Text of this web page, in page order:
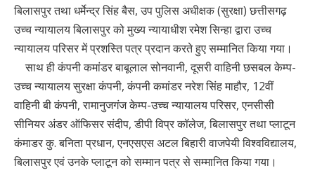
बिलासपुर तथा धर्मेन्द्र सिंह बैस, उप पुलिस अधीक्षक (सुरक्षा) छत्तीसगढ़
उच्च न्यायालय बिलासपुर को मुख्य न्यायाधीश रमेश सिन्हा द्वारा उच्च
न्यायालय परिसर में प्रशस्ति पत्र प्रदान करते हुए सम्मानित किया गया।
साथ ही कंपनी कमांडर बाबूलाल सोनवानी, दूसरी वाहिनी छसबल केम्प-
उच्च न्यायालय सुरक्षा कंपनी, कंपनी कमांडर नरेश सिंह माहौर, 12वीं
वाहिनी बी कंपनी, रामानुजगंज केम्प-उच्च न्यायालय परिसर, एनसीसी
सीनियर अंडर ऑफिसर संदीप, डीपी विप्र कॉलेज, बिलासपुर तथा प्लाटून
कंमाडर कु. बनिता प्रधान, एनएसएस अटल बिहारी वाजपेयी विश्वविद्यालय,
बिलासपुर एवं उनके प्लाटून को सम्मान पत्र से सम्मानित किया गया।